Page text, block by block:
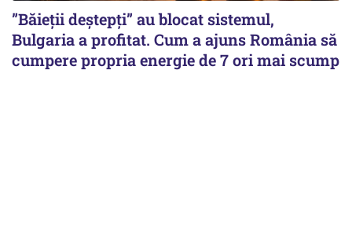
”Băieții deștepți” au blocat sistemul,
Bulgaria a profitat. Cum a ajuns România să
cumpere propria energie de 7 ori mai scump